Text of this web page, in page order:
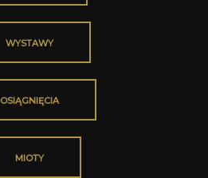
WYSTAWY
OSIĄGNIĘCIA
MIOTY